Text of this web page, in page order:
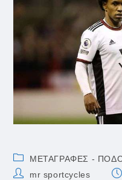
Post
category:
ΜΕΤΑΓΡΑΦΕΣ -
Postmr sportcycles